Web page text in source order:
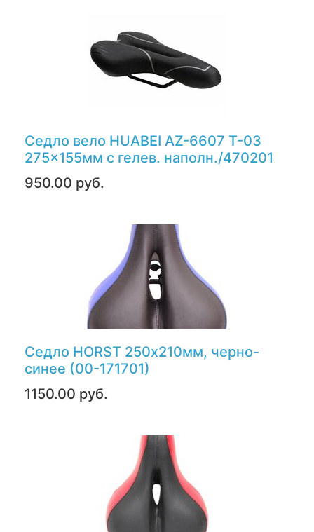
Седло вело HUABEI AZ-6607 T-03
275x155мм с гелев. наполн./470201
950.00 руб.
Седло HORST 250х210мм, черно-
синее (00-171701)
1150.00 руб.